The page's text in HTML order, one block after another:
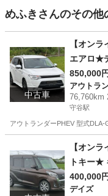
めふき さんのその他
中古車
【オン
エアロ★
ックモニ
850,000円
アウトラ
76,760km
守谷駅
アウトランダーPHEV 型式
守谷駅
【オン
トキー★
グ ★パワ
年車検付
400,000円
デイズ